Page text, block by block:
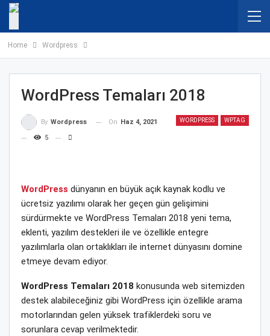
Home Wordpress
WordPress Temaları 2018
WORDPRESS WPTAG
By Wordpress On Haz 4, 2021
5
WordPress dünyanın en büyük açık kaynak kodlu ve
ücretsiz yazılımı olarak her geçen gün gelişimini
sürdürmekte ve WordPress Temaları 2018 yeni tema,
eklenti, yazılım destekleri ile ve özellikle entegre
yazılımlarla olan ortaklıkları ile internet dünyasını domine
etmeye devam ediyor.
WordPress Temaları 2018 konusunda web sitemizden
destek alabileceğiniz gibi WordPress için özellikle arama
motorlarından gelen yüksek trafiklerdeki soru ve
sorunlara cevap verilmektedir.